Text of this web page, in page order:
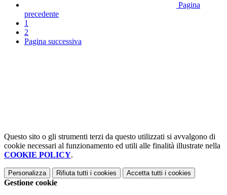
Pagina
precedente
1
2
Pagina successiva
Questo sito o gli strumenti terzi da questo utilizzati si avvalgono di
cookie necessari al funzionamento ed utili alle finalità illustrate nella
COOKIE POLICY.
Personalizza Rifiuta tutti i cookies Accetta tutti i cookies
Gestione cookie